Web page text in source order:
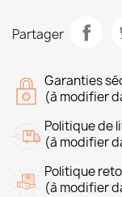
Partager
Garanties
(à modifier
Politique de
(à modifier
Politique
(à modifier